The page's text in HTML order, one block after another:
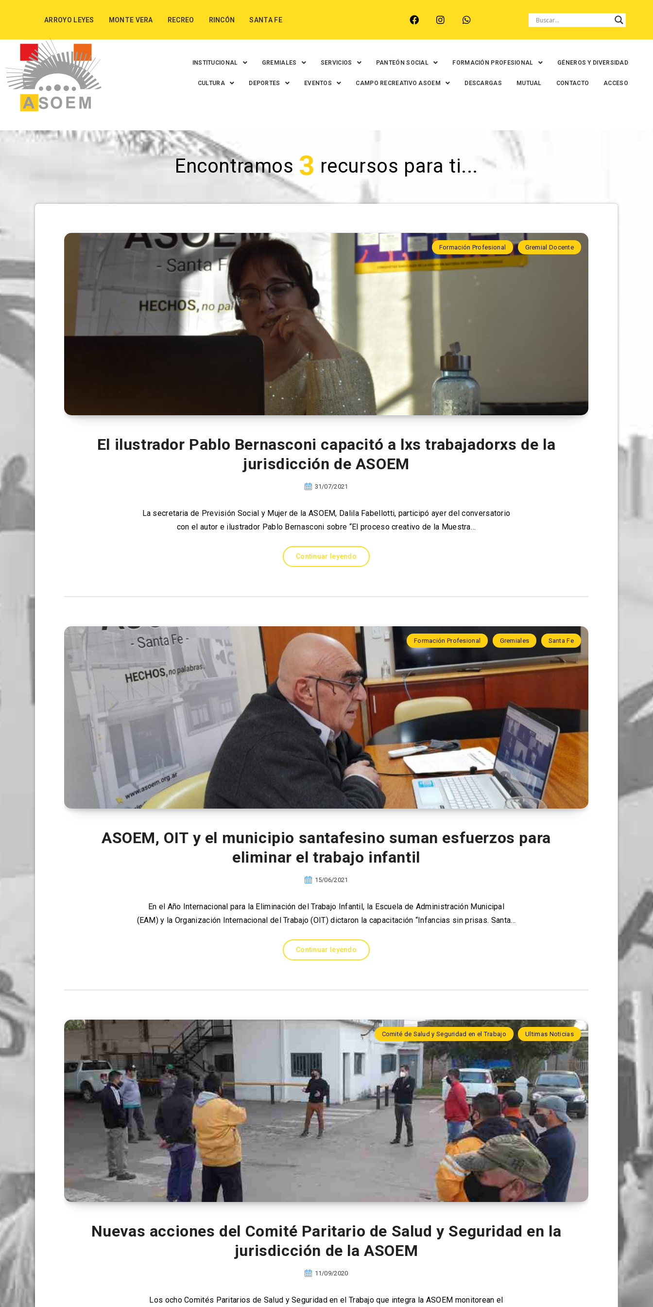
ARROYO LEYES MONTE VERA RECREO RINCÓN SANTA FE
INSTITUCIONAL GREMIALES SERVICIOS PANTEÓN SOCIAL FORMACIÓN PROFESIONAL GÉNEROS Y DIVERSIDAD
CULTURA DEPORTES EVENTOS CAMPO RECREATIVO ASOEM DESCARGAS MUTUAL CONTACTO ACCESO
Encontramos 3 recursos para ti...
Formación Profesional Gremial Docente
El ilustrador Pablo Bernasconi capacitó a lxs trabajadorxs de la
jurisdicción de ASOEM
31/07/2021
La secretaria de Previsión Social y Mujer de la ASOEM, Dalila Fabellotti, participó ayer del conversatorio
con el autor e ilustrador Pablo Bernasconi sobre “El proceso creativo de la Muestra…
Continuar leyendo
Formación Profesional Gremiales Santa Fe
ASOEM, OIT y el municipio santafesino suman esfuerzos para
eliminar el trabajo infantil
15/06/2021
En el Año Internacional para la Eliminación del Trabajo Infantil, la Escuela de Administración Municipal
(EAM) y la Organización Internacional del Trabajo (OIT) dictaron la capacitación “Infancias sin prisas. Santa…
Continuar leyendo
Comité de Salud y Seguridad en el Trabajo Ultimas Noticias
Nuevas acciones del Comité Paritario de Salud y Seguridad en la
jurisdicción de la ASOEM
11/09/2020
Los ocho Comités Paritarios de Salud y Seguridad en el Trabajo que integra la ASOEM monitorean el